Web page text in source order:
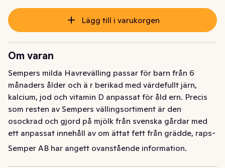
Lägg till i varukorgen
Om varan
Sempers milda Havrevälling passar för barn från 6
månaders ålder och ä r berikad med värdefullt järn,
kalcium, jod och vitamin D anpassat för åld ern. Precis
som resten av Sempers vällingsortiment är den
osockrad och gjord på mjölk från svenska gårdar med
ett anpassat innehåll av om ättat fett från grädde, raps-
och solrosolja. Välling är ofta är förkni ppat me d en
Semper AB har angett ovanstående information.